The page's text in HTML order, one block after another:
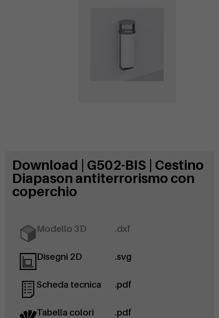
Download | G502-BIS | Cestino
Diapason antiterrorismo con
coperchio
Modello 3D .dxf
Disegni 2D .svg
Scheda tecnica .pdf
Tabella colori .pdf